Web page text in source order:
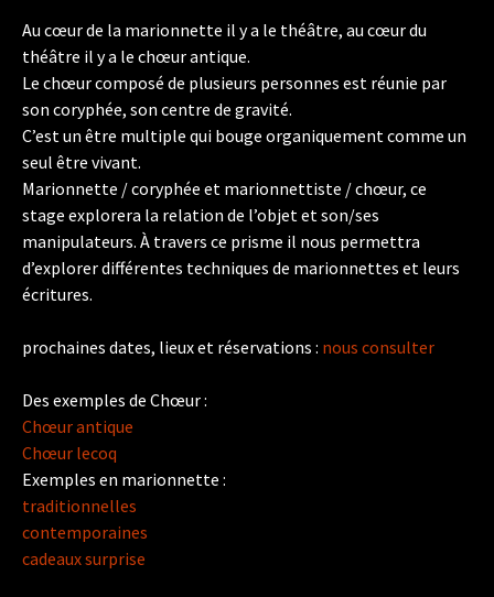
Au cœur de la marionnette il y a le théâtre, au cœur du
théâtre il y a le chœur antique.
Le chœur composé de plusieurs personnes est réunie par
son co­ryphée, son centre de gravité.
C’est un être multiple qui bouge organi­quement comme un
seul être vivant.
Marionnette / co­ryphée et marionnettiste / chœur, ce
stage explorera la relation de l’objet et son/ses
manipulateurs. À travers ce prisme il nous permettra
d’explorer différentes techniques de marionnettes et leurs
écritures.
prochaines dates, lieux et réservations : nous consulter
Des exemples de Chœur :
Chœur antique
Chœur lecoq
Exemples en marionnette :
traditionnelles
contemporaines
cadeaux surprise